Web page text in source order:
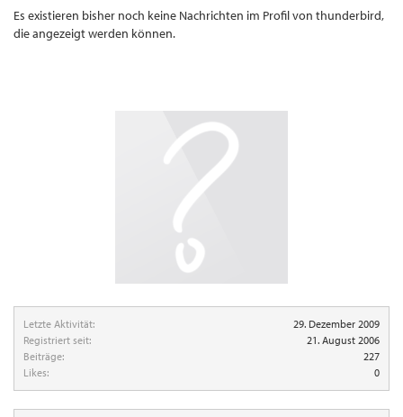
Letzte Aktivität:
29. Dezember 2009
Registriert seit:
21. August 2006
Beiträge:
227
Likes:
0
Es existieren bisher noch keine Nachrichten im Profil von thunderbird,
die angezeigt werden können.